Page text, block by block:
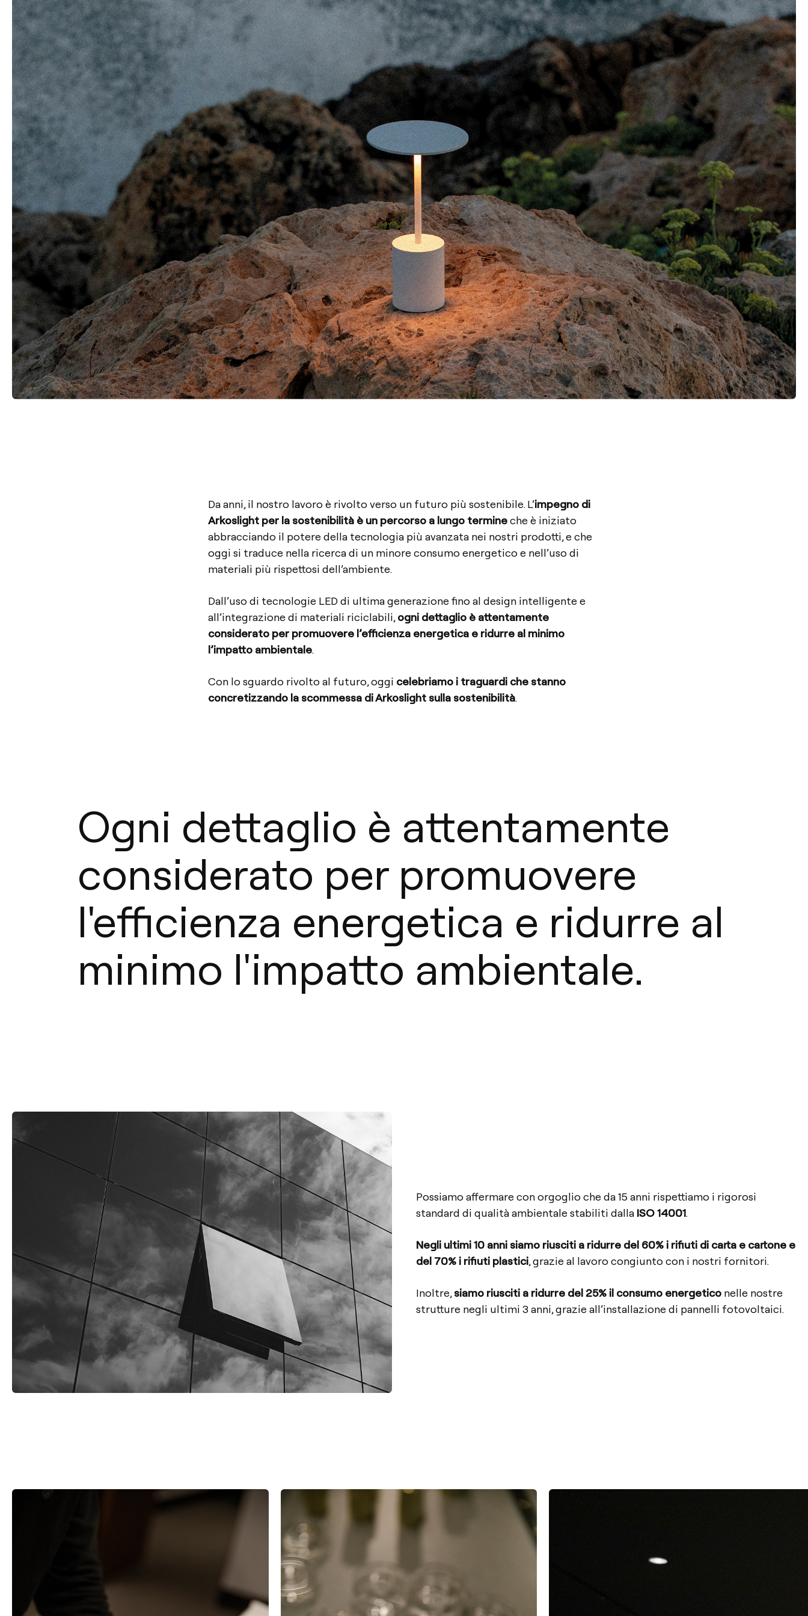
Da anni, il nostro lavoro è rivolto verso un futuro più sostenibile. L’impegno di
Arkoslight per la sostenibilità è un percorso a lungo termineche è iniziato
abbracciando il potere della tecnologia più avanzata nei nostri prodotti, e che
oggi si traduce nella ricerca di un minore consumo energetico e nell’uso di
materiali più rispettosi dell’ambiente.
Dall’uso di tecnologie LED di ultima generazione fino al design intelligente e
all’integrazione di materiali riciclabili,ogni dettaglio è attentamente
considerato per promuovere l’efficienza energetica e ridurre al minimo
l’impatto ambientale.
Con lo sguardo rivolto al futuro, oggi celebriamo i traguardi che stanno
concretizzando la scommessa di Arkoslight sulla sostenibilità.
Ogni dettaglio è attentamente
considerato per promuovere
l'efficienza energetica e ridurre al
minimo l'impatto ambientale.
Possiamo affermare con orgoglio che da 15 anni rispettiamo i rigorosi
standard di qualità ambientale stabiliti dalla ISO 14001.
Negli ultimi 10 anni siamo riusciti a ridurre del 60% i rifiuti di carta e cartone e
del 70% i rifiuti plastici, grazie al lavoro congiunto con i nostri fornitori.
Inoltre,siamo riusciti a ridurre del 25% il consumo energetico nelle nostre
strutture negli ultimi 3 anni, grazie all’installazione di pannelli fotovoltaici.